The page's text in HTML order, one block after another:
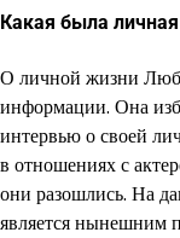
Какая была
О личной жизни
информации. Она
интервью о своей
в отношениях с
они разошлись. На
является нынешним